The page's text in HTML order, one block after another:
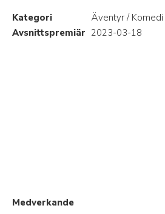
Kategori
Äventyr / Komedi
Avsnittspremiär 2023-03-18
Medverkande